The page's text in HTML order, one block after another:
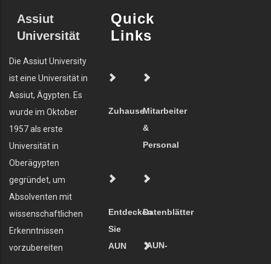
Assiut
Universität
Die Assiut University
ist eine Universität in
Assiut, Ägypten. Es
wurde im Oktober
1957 als erste
Universität in
Oberägypten
gegründet, um
Absolventen mit
wissenschaftlichen
Erkenntnissen
vorzubereiten
Quick
Links
ZuhauseMitarbeiter
&
Personal
Entdecken
Sie
AUN
Datenblätter
AUN-